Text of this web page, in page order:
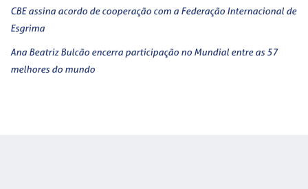
CBE assina acordo de cooperação com a Federação Internacional de
Esgrima
Ana Beatriz Bulcão encerra participação no Mundial entre as 57
melhores do mundo